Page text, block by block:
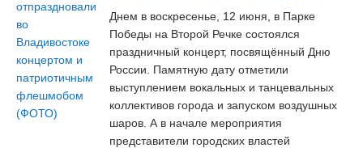
Днем в воскресенье, 12 июня, в Парке
Победы на Второй Речке состоялся
праздничный концерт, посвящённый Дню
России. Памятную дату отметили
выступлением вокальных и танцевальных
коллективов города и запуском воздушных
шаров. А в начале мероприятия
представители городских властей